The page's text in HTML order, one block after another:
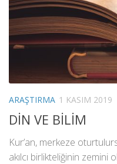
ARAŞTIRMA 1 KASIM 2019
DİN VE BİLİM
Kur’an, merkeze
akılcı birlikteliğinin zemini